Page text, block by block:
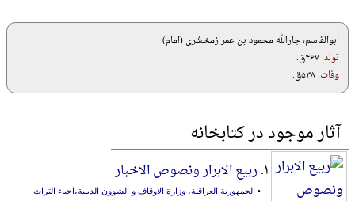
ابوالقاسم، جارالله محمود بن عمر زمخشری (امام)
تولد:۴۶۷ق.
وفات:۵۳۸ق.
آثار موجود در کتابخانه
۱. ربیع الابرار ونصوص الاخبار
• الجمهوریة العراقیة، وزارة الاوقاف و الشوون الدینیة،احیاء التراث